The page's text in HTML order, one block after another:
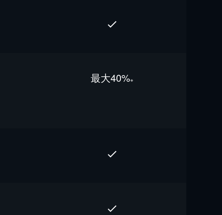
最⼤40%※